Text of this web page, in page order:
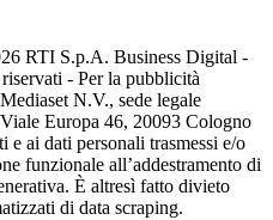
RTI S.p.A. Business Digital -
- Per la pubblicità
N.V., sede legale
Europa 46, 20093 Cologno
e ai dati personali trasmessi e/o
funzionale all’addestramento di
È altresì fatto divieto
di data scraping.